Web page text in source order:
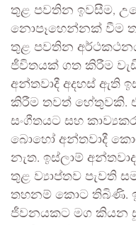
තුළ පවතින ඉවසීම,
නොපෑහෙන්නක් වීම
තුළ පවතින
ජීවිතයක් ගත කිරීම
අන්තවාදී අදහස් ඇති
කිරීම තවත් හේතුවකි.
සංගීතයට සහ
බොහෝ අන්තවාදී
නැත. ඉස්ලාම්
තුළ ව්‍යාප්තව පැවති
තහනම් කොට තිබිණි.
ජීවනයකට මග කියන